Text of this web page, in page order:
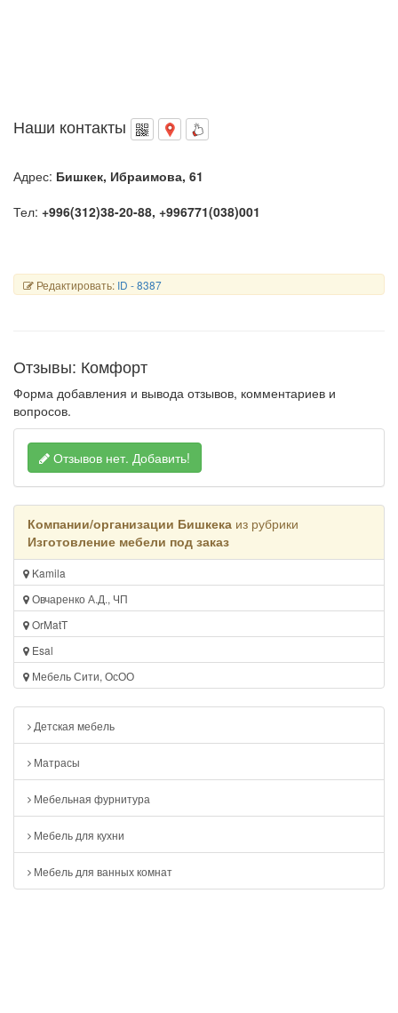
Наши контакты
Адрес: Бишкек, Ибраимова, 61
Тел: +996(312)38-20-88, +996771(038)001
Редактировать: ID - 8387
Отзывы: Комфорт
Форма добавления и вывода отзывов, комментариев и
вопросов.
Отзывов нет. Добавить!
Компании/организации Бишкека из рубрики
Изготовление мебели под заказ
Kamila
Овчаренко А.Д., ЧП
OrMatT
Esal
Мебель Сити, ОсОО
Детская мебель
Матрасы
Мебельная фурнитура
Мебель для кухни
Мебель для ванных комнат